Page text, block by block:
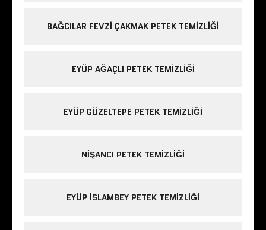
BAĞCILAR FEVZI ÇAKMAK PETEK TEMIZLIĞI
EYÜP AĞAÇLI PETEK TEMIZLIĞI
EYÜP GÜZELTEPE PETEK TEMIZLIĞI
NIŞANCI PETEK TEMIZLIĞI
EYÜP ISLAMBEY PETEK TEMIZLIĞI